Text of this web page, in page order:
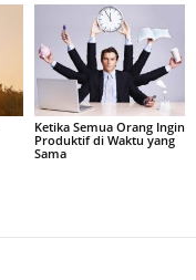
Ketika Semua Orang Ingin
Produktif di Waktu yang
Sama